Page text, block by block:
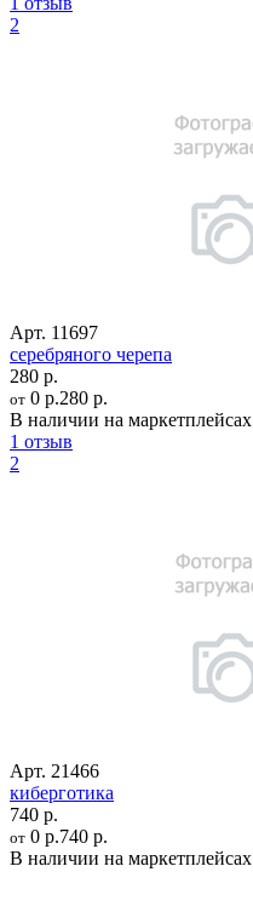
2
Арт. 11697
серебряного черепа
280 р.
от 0 р.280 р.
В наличии на маркетплейсах
1 отзыв
2
Арт. 21466
киберготика
740 р.
от 0 р.740 р.
В наличии на маркетплейсах